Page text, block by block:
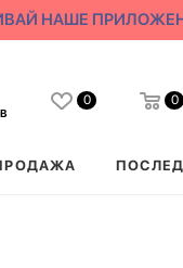
НАШЕ
0 0